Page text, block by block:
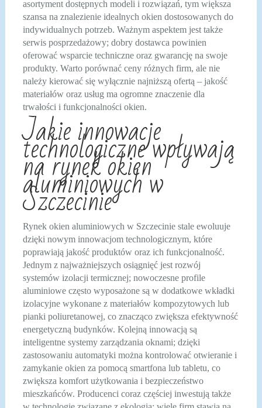
asortyment dostępnych modeli i rozwiązań, tym większa
szansa na znalezienie idealnych okien dostosowanych do
indywidualnych potrzeb. Ważnym aspektem jest także
serwis posprzedażowy; dobry dostawca powinien
oferować wsparcie techniczne oraz gwarancję na swoje
produkty. Warto porównać ceny różnych firm, ale nie
należy kierować się wyłącznie najniższą ofertą – jakość
materiałów oraz usług ma ogromne znaczenie dla
trwałości i funkcjonalności okien.
Jakie innowacje
technologiczne wpływają
na rynek okien
aluminiowych w
Szczecinie
Rynek okien aluminiowych w Szczecinie stale ewoluuje
dzięki nowym innowacjom technologicznym, które
poprawiają jakość produktów oraz ich funkcjonalność.
Jednym z najważniejszych osiągnięć jest rozwój
systemów izolacji termicznej; nowoczesne profile
aluminiowe często wyposażone są w dodatkowe wkładki
izolacyjne wykonane z materiałów kompozytowych lub
pianki poliuretanowej, co znacząco zwiększa efektywność
energetyczną budynków. Kolejną innowacją są
inteligentne systemy zarządzania oknami; dzięki
zastosowaniu automatyki można kontrolować otwieranie i
zamykanie okien za pomocą smartfona lub tabletu, co
zwiększa komfort użytkowania i bezpieczeństwo
mieszkańców. Producenci coraz częściej inwestują także